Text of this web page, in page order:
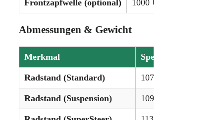
Frontzapfwelle (optional) 1000 U/min
Abmessungen & Gewicht
Merkmal Spezifikation
Radstand (Standard) 107,6 in (273 cm)
Radstand (Suspension) 109,8 in (278 cm)